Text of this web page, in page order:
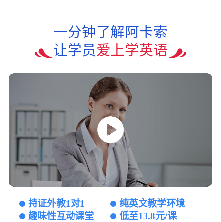
一分钟了解阿卡索
让学员爱上学英语
持证外教1对1
纯英文教学环境
趣味性互动课堂
低至13.8元/课